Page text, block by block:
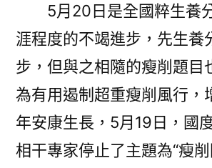
5月20日是全國粹生養
涯程度的不竭進步，先生養
步，但與之相隨的瘦削題目
為有用遏制超重瘦削風行，
年安康生長，5月19日，國
相干專家停止了主題為“瘦